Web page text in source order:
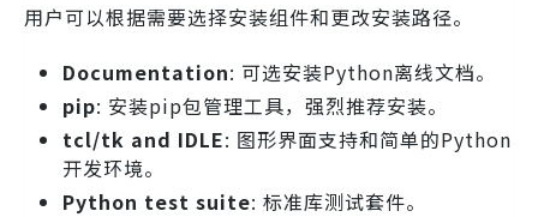
用户可以根据需要选择安装组件和更改安装路径。
Documentation: 可选安装Python离线文档。
pip: 安装pip包管理工具，强烈推荐安装。
tcl/tk and IDLE: 图形界面支持和简单的Python
开发环境。
Python test suite: 标准库测试套件。